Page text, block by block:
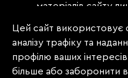
матеріалів сайту
«Судовий
абзацу. Матеріали,
заборона на повну
Цей сайт
аналізу трафіку та
профілю ваших
більше або заборонити